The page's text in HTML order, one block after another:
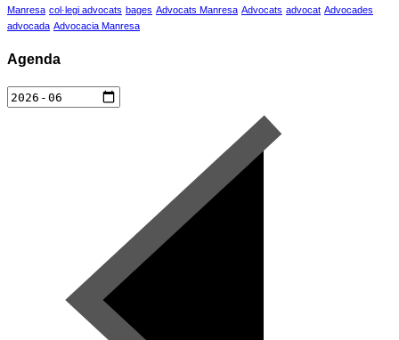
Manresa col·legi advocats bages Advocats Manresa Advocats advocat Advocades
advocada Advocacia Manresa
Agenda